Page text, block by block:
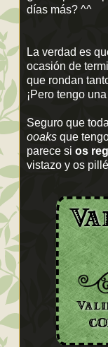
días más? ^^
La verdad es
ocasión de
que rondan
¡Pero tengo
Seguro que
ooaks que
parece si os
vistazo y os